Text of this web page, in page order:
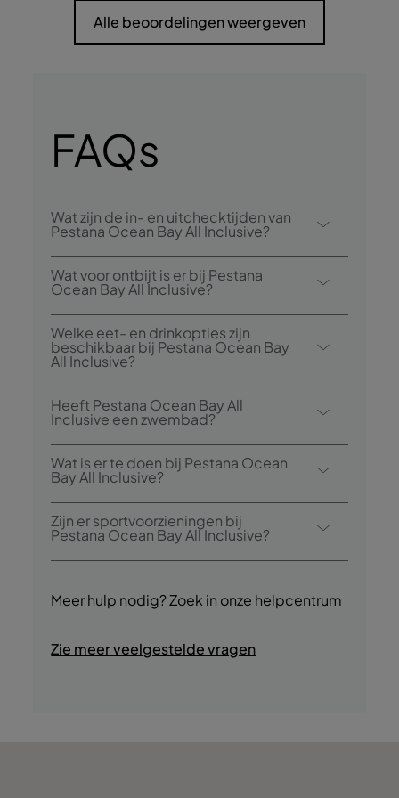
Alle beoordelingen weergeven
FAQs
Wat zijn de in- en uitchecktijden van
Pestana Ocean Bay All Inclusive?
Inchecken bij Pestana Ocean Bay All
Inclusive is vanaf 15.00 uur en uitchecken is
tot 12.00 uur.
Wat voor ontbijt is er bij Pestana
Ocean Bay All Inclusive?
Tot de ontbijtopties behoort een buffet.
Welke eet- en drinkopties zijn
beschikbaar bij Pestana Ocean Bay
All Inclusive?
Pestana Ocean Bay All Inclusive heeft 1
restaurant: Restaurant Arlequim. Het hotel
heeft ook een bar: Bar Arlequim.
Heeft Pestana Ocean Bay All
Inclusive een zwembad?
Ja, het hotel heeft twee buitenzwembaden
en een buitenzwembad voor kinderen.
Wat is er te doen bij Pestana Ocean
Bay All Inclusive?
Pestana Ocean Bay All Inclusive biedt de
volgende activiteiten/diensten aan
(mogelijk tegen betaling):
- Buitenzwembad
- Buitenzwembad voor kinderen
- Bar
Zijn er sportvoorzieningen bij
Pestana Ocean Bay All Inclusive?
cardiogedeelte tijdens hun verblijf.
Meer hulp nodig? Zoek in onze helpcentrum
Zie meer veelgestelde vragen